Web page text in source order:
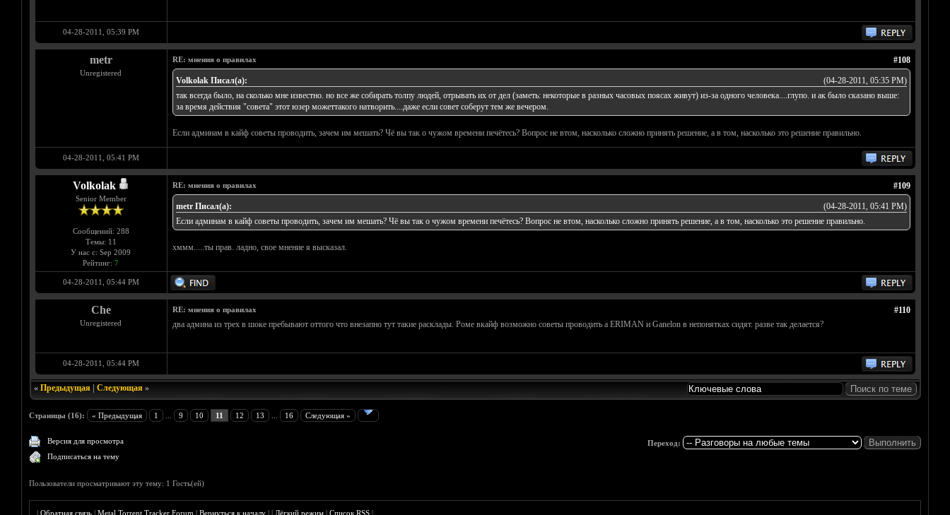
04-28-2011, 05:39 PM
metr
Unregistered
#108
RE: мнения о правилах
(04-28-2011, 05:35 PM)
Volkolak Писал(а):
так всегда было, на сколько мне известно. но все же собирать толпу людей, отрывать их от дел (заметь: некоторые в разных часовых поясах живут) из-за одного человека....глупо. и ак было сказано выше:
за время действия "совета" этот юзер можеттакого натворить....даже если совет соберут тем же вечером.
Если админам в кайф советы проводить, зачем им мешать? Чё вы так о чужом времени печётесь? Вопрос не втом, насколько сложно принять решение, а в том, насколько это решение правильно.
04-28-2011, 05:41 PM
Volkolak
Senior Member
Сообщений: 288
Темы: 11
У нас с: Sep 2009
Рейтинг: 7
#109
RE: мнения о правилах
(04-28-2011, 05:41 PM)
metr Писал(а):
Если админам в кайф советы проводить, зачем им мешать? Чё вы так о чужом времени печётесь? Вопрос не втом, насколько сложно принять решение, а в том, насколько это решение правильно.
хммм.....ты прав. ладно, свое мнение я высказал.
04-28-2011, 05:44 PM
Che
Unregistered
#110
RE: мнения о правилах
два админа из трех в шоке пребывают оттого что внезапно тут такие расклады. Роме вкайф возможно советы проводить а ERIMAN и Ganelon в непонятках сидят. разве так делается?
04-28-2011, 05:44 PM
« Предыдущая| Следующая»
Страницы (16): « Предыдущая 1 9 10 11 12 13 16 Следующая »
Версия для просмотра
Подписаться на тему
Переход:
Пользователи просматривают эту тему: 1 Гость(ей)
|Обратная связь |Metal Torrent Tracker Forum |Вернуться к началу ||Лёгкий режим |Список RSS |